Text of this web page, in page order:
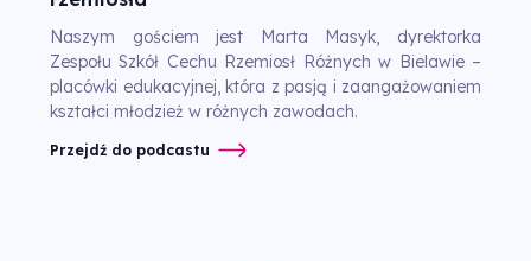
Naszym gościem jest Marta Masyk, dyrektorka
Zespołu Szkół Cechu Rzemiosł Różnych w Bielawie –
placówki edukacyjnej, która z pasją i zaangażowaniem
kształci młodzież w różnych zawodach.
Przejdź do podcastu